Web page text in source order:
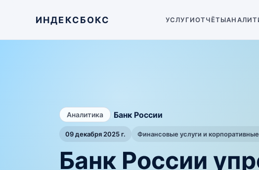
ИНДЕКСБОКС УСЛУГИОТЧЁТЫ
Аналитика /Банк России
09 декабря 2025 г. Финансовые услуги и
Банк России